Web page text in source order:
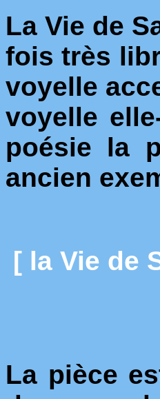
La Vie de
fois très
voyelle
voyelle
poésie la
ancien
[ la Vie de
La pièce